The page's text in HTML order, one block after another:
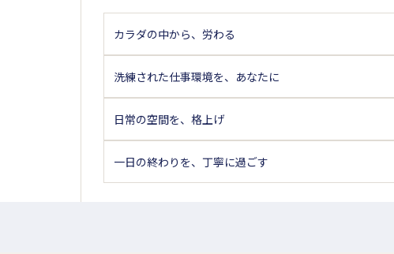
カラダの中から、労わる
洗練された仕事環境を、あなたに
日常の空間を、格上げ
一日の終わりを、丁寧に過ごす